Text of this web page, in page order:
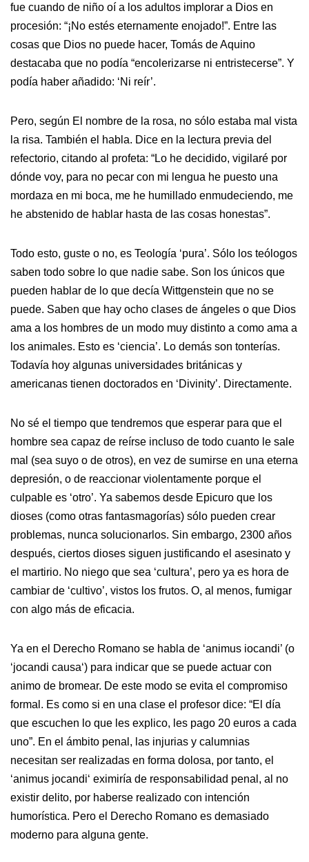
fue cuando de niño oí a los adultos implorar a Dios en
procesión: “¡No estés eternamente enojado!”. Entre las
cosas que Dios no puede hacer, Tomás de Aquino
destacaba que no podía “encolerizarse ni entristecerse”. Y
podía haber añadido: ‘Ni reír’.
Pero, según El nombre de la rosa, no sólo estaba mal vista
la risa. También el habla. Dice en la lectura previa del
refectorio, citando al profeta: “Lo he decidido, vigilaré por
dónde voy, para no pecar con mi lengua he puesto una
mordaza en mi boca, me he humillado enmudeciendo, me
he abstenido de hablar hasta de las cosas honestas”.
Todo esto, guste o no, es Teología ‘pura’. Sólo los teólogos
saben todo sobre lo que nadie sabe. Son los únicos que
pueden hablar de lo que decía Wittgenstein que no se
puede. Saben que hay ocho clases de ángeles o que Dios
ama a los hombres de un modo muy distinto a como ama a
los animales. Esto es ‘ciencia’. Lo demás son tonterías.
Todavía hoy algunas universidades británicas y
americanas tienen doctorados en ‘Divinity’. Directamente.
No sé el tiempo que tendremos que esperar para que el
hombre sea capaz de reírse incluso de todo cuanto le sale
mal (sea suyo o de otros), en vez de sumirse en una eterna
depresión, o de reaccionar violentamente porque el
culpable es ‘otro’. Ya sabemos desde Epicuro que los
dioses (como otras fantasmagorías) sólo pueden crear
problemas, nunca solucionarlos. Sin embargo, 2300 años
después, ciertos dioses siguen justificando el asesinato y
el martirio. No niego que sea ‘cultura’, pero ya es hora de
cambiar de ‘cultivo’, vistos los frutos. O, al menos, fumigar
con algo más de eficacia.
Ya en el Derecho Romano se habla de ‘animus iocandi’ (o
‘jocandi causa‘) para indicar que se puede actuar con
animo de bromear. De este modo se evita el compromiso
formal. Es como si en una clase el profesor dice: “El día
que escuchen lo que les explico, les pago 20 euros a cada
uno”. En el ámbito penal, las injurias y calumnias
necesitan ser realizadas en forma dolosa, por tanto, el
‘animus jocandi‘ eximiría de responsabilidad penal, al no
existir delito, por haberse realizado con intención
humorística. Pero el Derecho Romano es demasiado
moderno para alguna gente.